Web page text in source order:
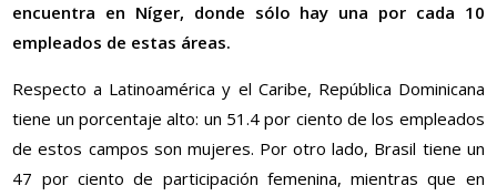
encuentra en Níger, donde sólo hay una por cada 10
empleados de estas áreas.
Respecto a Latinoamérica y el Caribe, República Dominicana
tiene un porcentaje alto: un 51.4 por ciento de los empleados
de estos campos son mujeres. Por otro lado, Brasil tiene un
47 por ciento de participación femenina, mientras que en